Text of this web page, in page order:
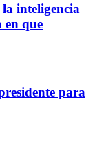
la inteligencia
que
para